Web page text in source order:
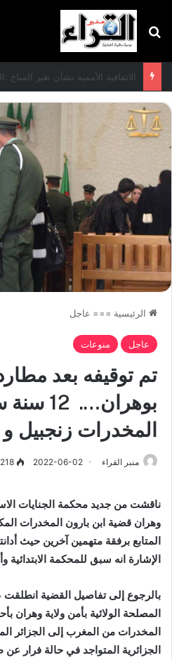
بحث عن
الرئيسية === عاجل
عاجل منوعات
تم توقيفه بعد
المخدرات زنجبيل
منبر القراء 2022-06-02
218
ناقشت من جديد محكمة الجنايات
وهران قضية ابن بارون المخدرات
الإشارة انه سبق للمحكمة الابتدائية وأن
بالرجوع إلى تفاصيل القضية
المصلحة الولائية بأمن ولاية
المخدرات من المغرب إلى الجزائر
الجزائرية المتواجد في حالة فرار